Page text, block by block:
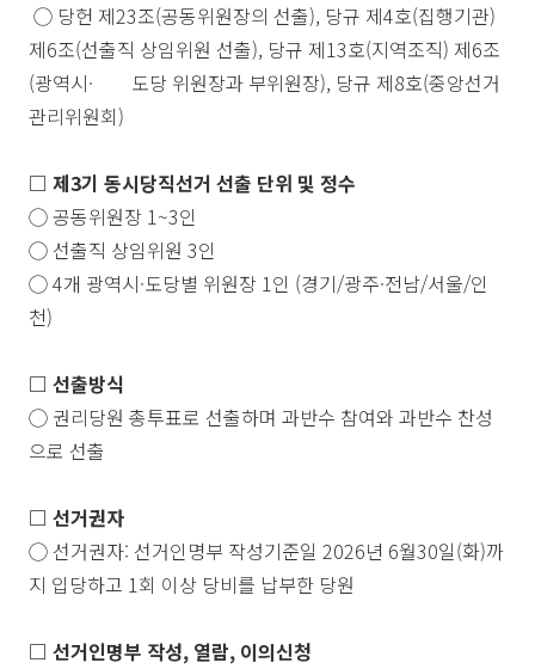
◯ 당헌 제23조(공동위원장의 선출), 당규 제4호(집행기관)
제6조(선출직 상임위원 선출), 당규 제13호(지역조직) 제6조
(광역시· 도당 위원장과 부위원장), 당규 제8호(중앙선거
관리위원회)
□ 제3기 동시당직선거 선출 단위 및 정수
◯공동위원장 1~3인
◯선출직 상임위원 3인
◯4개 광역시·도당별 위원장 1인 (경기/광주·전남/서울/인
천)
□ 선출방식
◯ 권리당원 총투표로 선출하며 과반수 참여와 과반수 찬성
으로 선출
□ 선거권자
◯선거권자: 선거인명부 작성기준일 2026년 6월30일(화)까
지 입당하고 1회 이상 당비를 납부한 당원
□ 선거인명부 작성, 열람, 이의신청